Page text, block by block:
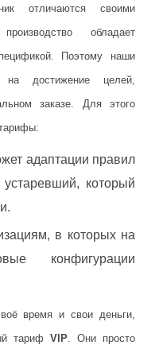
отличаются своими
обладает
Поэтому наши
на достижение целей,
заказе. Для этого
адаптации правил
который
в которых на
конфигурации
время и свои деньги,
тариф VIP. Они просто